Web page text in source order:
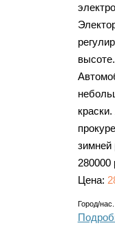
зимней
280000
Цена:
Город/